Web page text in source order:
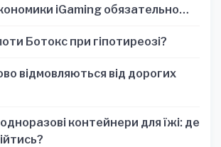
iGaming обязательно
Ботокс при гіпотиреозі?
відмовляються від дорогих
контейнери для їжі: де